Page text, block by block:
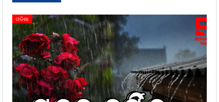
ଓଡିଶା